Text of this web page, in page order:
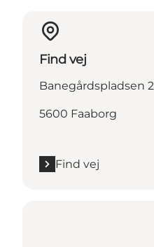
Find vej
Banegårdspladsen 2
5600 Faaborg
Find vej